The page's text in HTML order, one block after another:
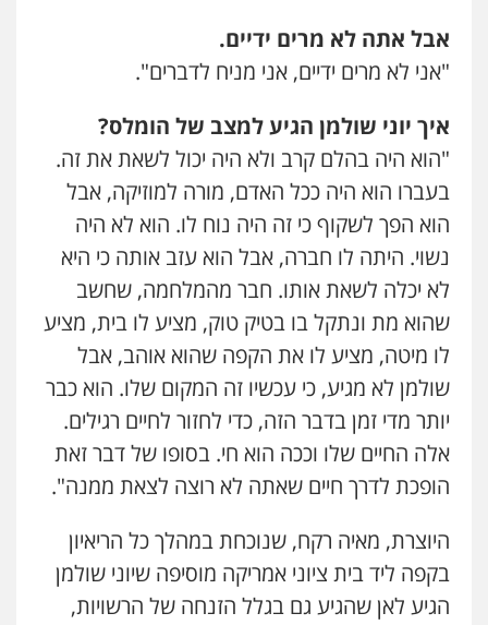
אבל אתה לא מרים ידיים.
"אני לא מרים ידיים, אני מניח לדברים".
איך יוני שולמן הגיע למצב של הומלס?
"הוא היה בהלם קרב ולא היה יכול לשאת את זה.
בעברו הוא היה ככל האדם, מורה למוזיקה, אבל
הוא הפך לשקוף כי זה היה נוח לו. הוא לא היה
נשוי. היתה לו חברה, אבל הוא עזב אותה כי היא
לא יכלה לשאת אותו. חבר מהמלחמה, שחשב
שהוא מת ונתקל בו בטיק טוק, מציע לו בית, מציע
לו מיטה, מציע לו את הקפה שהוא אוהב, אבל
שולמן לא מגיע, כי עכשיו זה המקום שלו. הוא כבר
יותר מדי זמן בדבר הזה, כדי לחזור לחיים רגילים.
אלה החיים שלו וככה הוא חי. בסופו של דבר זאת
הופכת לדרך חיים שאתה לא רוצה לצאת ממנה".
היוצרת, מאיה רקח, שנוכחת במהלך כל הריאיון
בקפה ליד בית ציוני אמריקה מוסיפה שיוני שולמן
הגיע לאן שהגיע גם בגלל הזנחה של הרשויות,